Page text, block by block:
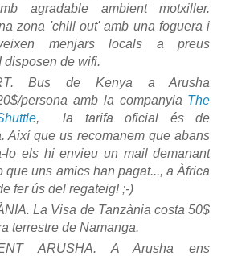
agradable ambient motxiller.
zona 'chill out' amb una foguera i
menjars locals a preus
disposen de wifi.
Bus de Kenya a Arusha
persona amb la companyia The
, la tarifa oficial és de
Així que us recomanem que abans
lo els hi envieu un mail demanant
que uns amics han pagat..., a Àfrica
fer ús del regateig! ;-)
La Visa de Tanzània costa 50$
terrestre de Namanga.
ARUSHA. A Arusha ens